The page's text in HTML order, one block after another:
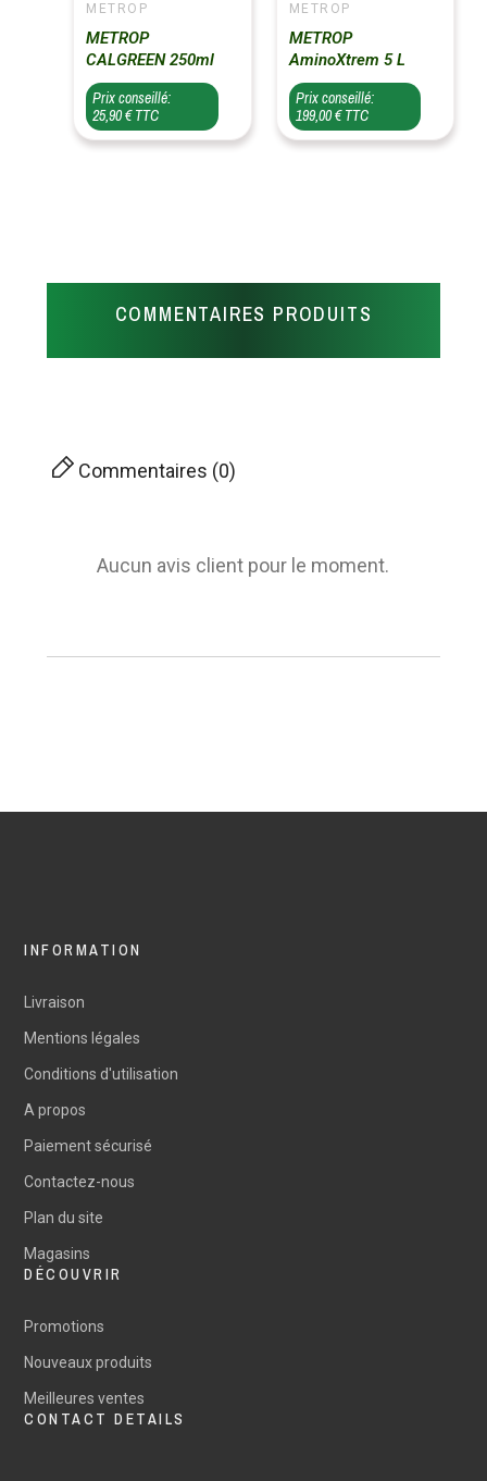
METROP
METROP
CALGREEN 250ml
Prix conseillé:
25,90 € TTC
METROP
METROP
AminoXtrem 5 L
Prix conseillé:
199,00 € TTC
COMMENTAIRES PRODUITS
Commentaires (0)
Aucun avis client pour le moment.
INFORMATION
Livraison
Mentions légales
Conditions d'utilisation
A propos
Paiement sécurisé
Contactez-nous
Plan du site
Magasins
DÉCOUVRIR
Promotions
Nouveaux produits
Meilleures ventes
CONTACT DETAILS